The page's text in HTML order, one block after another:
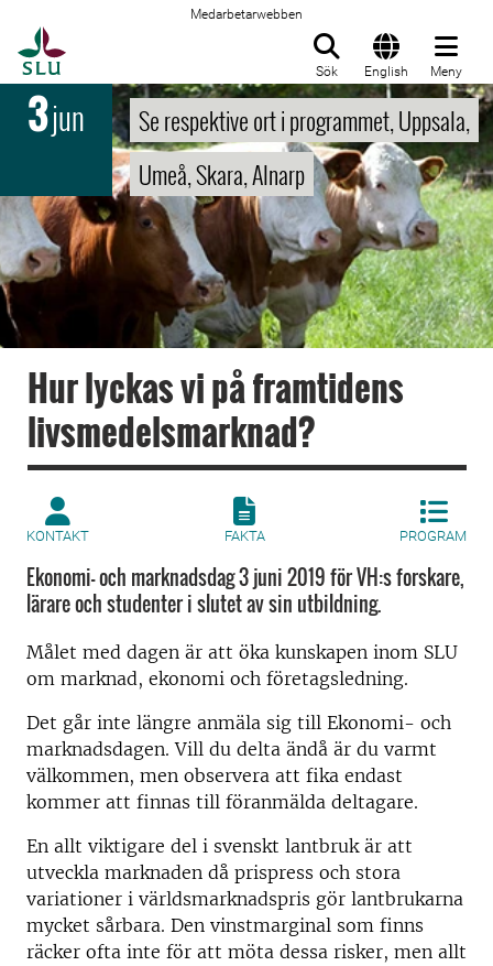
Medarbetarwebben
Sök English Meny
3jun
Se respektive ort i programmet, Uppsala,
Umeå, Skara, Alnarp
Hur lyckas vi på framtidens
livsmedelsmarknad?
KONTAKT FAKTA PROGRAM
Ekonomi- och marknadsdag 3 juni 2019 för VH:s forskare,
lärare och studenter i slutet av sin utbildning.
Målet med dagen är att öka kunskapen inom SLU
om marknad, ekonomi och företagsledning.
Det går inte längre anmäla sig till Ekonomi- och
marknadsdagen. Vill du delta ändå är du varmt
välkommen, men observera att fika endast
kommer att finnas till föranmälda deltagare.
En allt viktigare del i svenskt lantbruk är att
utveckla marknaden då prispress och stora
variationer i världsmarknadspris gör lantbrukarna
mycket sårbara. Den vinstmarginal som finns
räcker ofta inte för att möta dessa risker, men allt